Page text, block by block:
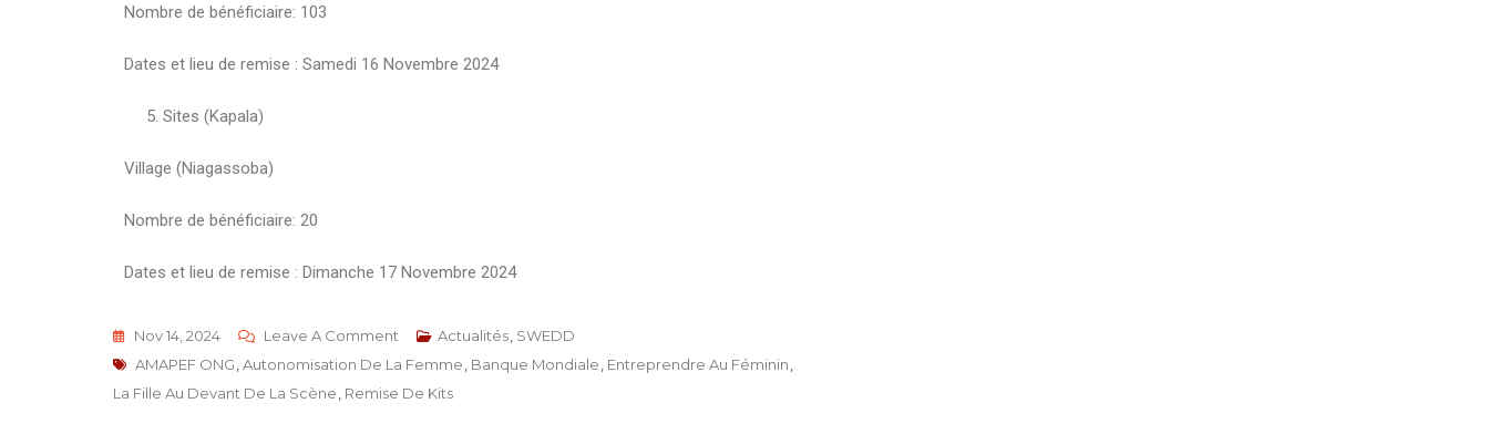
Nombre de bénéficiaire: 103
Dates et lieu de remise : Samedi 16 Novembre 2024
5. Sites (Kapala)
Village (Niagassoba)
Nombre de bénéficiaire: 20
Dates et lieu de remise : Dimanche 17 Novembre 2024
Nov 14, 2024 Leave A Comment Actualités SWEDD
AMAPEF ONG Autonomisation De La Femme Banque Mondiale Entreprendre Au Féminin
La Fille Au Devant De La Scène Remise De Kits